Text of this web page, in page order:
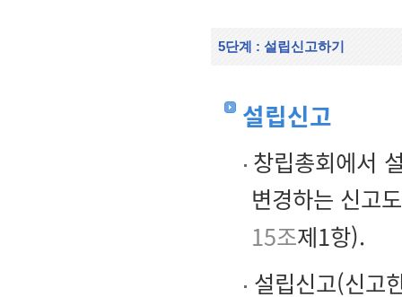
5단계 : 설립신고하기
설립신고
창립총회에서
변경하는 신고
15조제1항).
설립신고(신고